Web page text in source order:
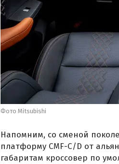
Фото Mitsubishi
Напомним, со сменой
платформу CMF-C/D от
габаритам кроссовер по